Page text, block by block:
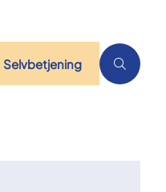
Selvbetjening